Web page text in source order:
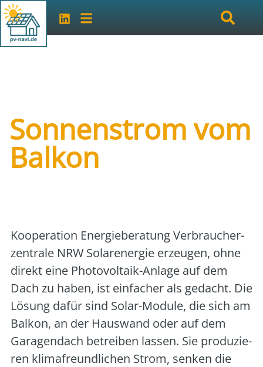
Sonnenstrom vom
Balkon
Koope­ra­ti­on Ener­gie­be­ra­tung Ver­brau­cher­
zen­tra­le NRW Solar­ener­gie erzeu­gen, ohne
direkt eine Pho­to­vol­ta­ik-Anla­ge auf dem
Dach zu haben, ist ein­fa­cher als gedacht. Die
Lösung dafür sind Solar-Modu­le, die sich am
Bal­kon, an der Haus­wand oder auf dem
Gara­gen­dach betrei­ben las­sen. Sie pro­du­zie­
ren kli­ma­freund­li­chen Strom, sen­ken die